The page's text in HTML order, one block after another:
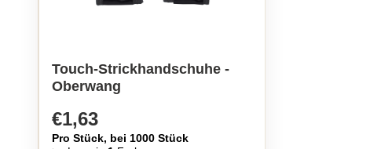
Touch-Strickhandschuhe -
Oberwang
€1,63
Pro Stück, bei 1000 Stück